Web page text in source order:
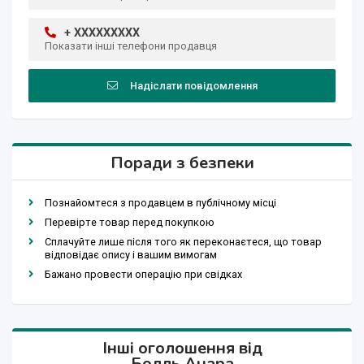
+ XXXXXXXXX
Показати інші телефони продавця
Надіслати повідомлення
Поради з безпеки
Познайомтеся з продавцем в публічному місці
Перевірте товар перед покупкою
Сплачуйте лише після того як переконаєтеся, що товар
відповідає опису і вашим вимогам
Бажано провести операцію при свідках
Інші оголошення від